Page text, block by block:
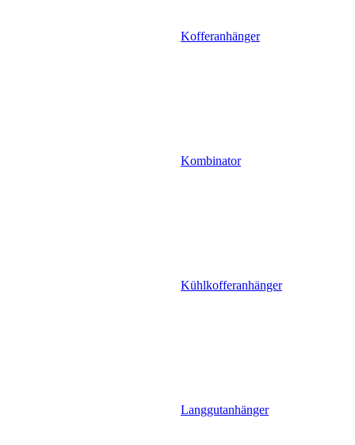
Kofferanhänger
Kombinator
Kühlkofferanhänger
Langgutanhänger